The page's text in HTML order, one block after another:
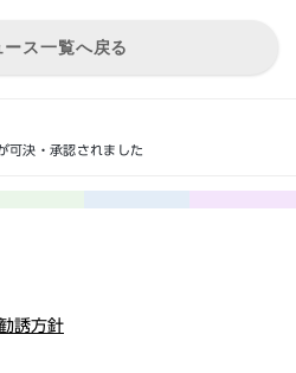
ース一覧へ戻る
可決・承認されました
誘方針